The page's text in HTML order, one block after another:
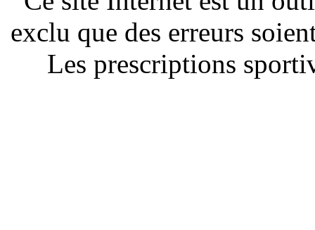
exclu que des erreurs
Les prescriptions